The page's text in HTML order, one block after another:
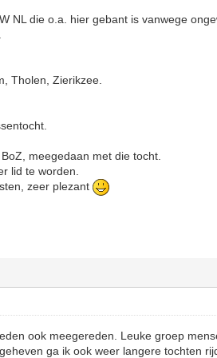
NL die o.a. hier gebant is vanwege
Tholen, Zierikzee.
meegedaan met die tocht.
lid te worden.
zeer plezant
ook meegereden. Leuke groep
ga ik ook weer langere tochten